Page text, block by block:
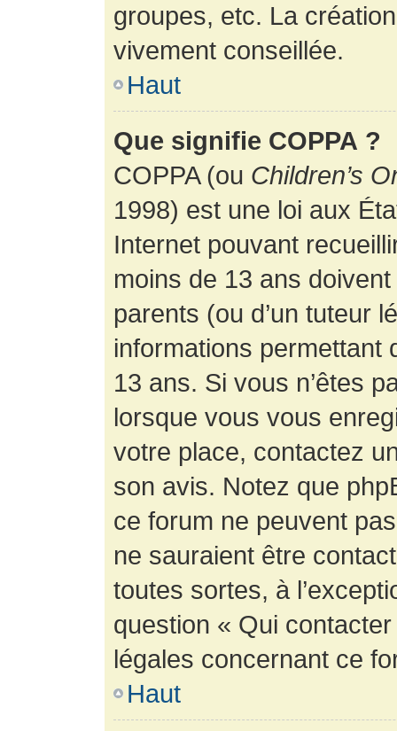
groupes, etc. La
vivement conseillée.
Haut
Que signifie COPPA ?
COPPA (ou Children’s
1998) est une loi aux
Internet pouvant
moins de 13 ans
parents (ou d’un tuteur
informations permettant
13 ans. Si vous n’êtes
lorsque vous vous
votre place, contactez
son avis. Notez que
ce forum ne peuvent
ne sauraient être
toutes sortes, à
question « Qui
légales concernant ce
Haut